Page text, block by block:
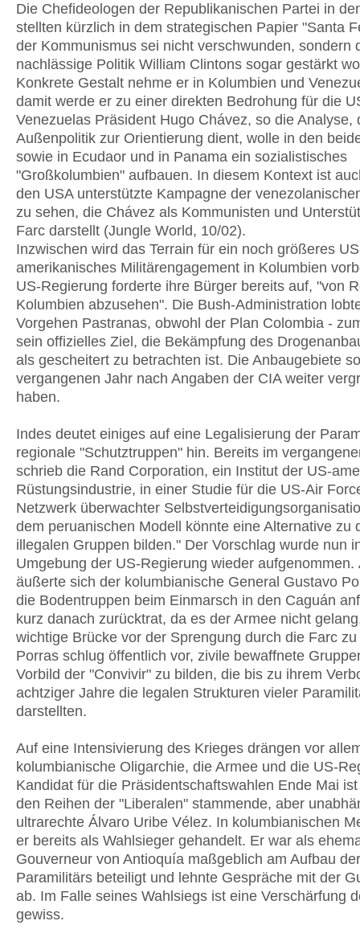
Die Chefideologen der Republikanischen Partei in
stellten kürzlich in dem strategischen Papier "Santa
der Kommunismus sei nicht verschwunden, sondern
nachlässige Politik William Clintons sogar gestärkt
Konkrete Gestalt nehme er in Kolumbien und
damit werde er zu einer direkten Bedrohung für die
Venezuelas Präsident Hugo Chávez, so die Analyse,
Außenpolitik zur Orientierung dient, wolle in den
sowie in Ecudaor und in Panama ein sozialistisches
"Großkolumbien" aufbauen. In diesem Kontext ist
den USA unterstützte Kampagne der
zu sehen, die Chávez als Kommunisten und
Farc darstellt (Jungle World, 10/02).
Inzwischen wird das Terrain für ein noch größeres
amerikanisches Militärengagement in Kolumbien
US-Regierung forderte ihre Bürger bereits auf, "von
Kolumbien abzusehen". Die Bush-Administration
Vorgehen Pastranas, obwohl der Plan Colombia -
sein offizielles Ziel, die Bekämpfung des
als gescheitert zu betrachten ist. Die Anbaugebiete
vergangenen Jahr nach Angaben der CIA weiter
haben.
Indes deutet einiges auf eine Legalisierung der
regionale "Schutztruppen" hin. Bereits im
schrieb die Rand Corporation, ein Institut der US-
Rüstungsindustrie, in einer Studie für die US-Air
Netzwerk überwachter
dem peruanischen Modell könnte eine Alternative zu
illegalen Gruppen bilden." Der Vorschlag wurde nun
Umgebung der US-Regierung wieder aufgenommen.
äußerte sich der kolumbianische General Gustavo
die Bodentruppen beim Einmarsch in den Caguán
kurz danach zurücktrat, da es der Armee nicht
wichtige Brücke vor der Sprengung durch die Farc
Porras schlug öffentlich vor, zivile bewaffnete
Vorbild der "Convivir" zu bilden, die bis zu ihrem
achtziger Jahre die legalen Strukturen vieler
darstellten.
Auf eine Intensivierung des Krieges drängen vor
kolumbianische Oligarchie, die Armee und die US-
Kandidat für die Präsidentschaftswahlen Ende Mai
den Reihen der "Liberalen" stammende, aber
ultrarechte Álvaro Uribe Vélez. In kolumbianischen
er bereits als Wahlsieger gehandelt. Er war als
Gouverneur von Antioquía maßgeblich am Aufbau der
Paramilitärs beteiligt und lehnte Gespräche mit der
ab. Im Falle seines Wahlsiegs ist eine Verschärfung
gewiss.